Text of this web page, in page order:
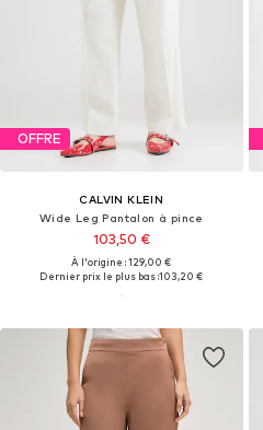
OFFRE
CALVIN KLEIN
Wide Leg Pantalon à pince
103,50 €
À l'origine : 129,00 €
Dernier prix le plus bas :103,20 €